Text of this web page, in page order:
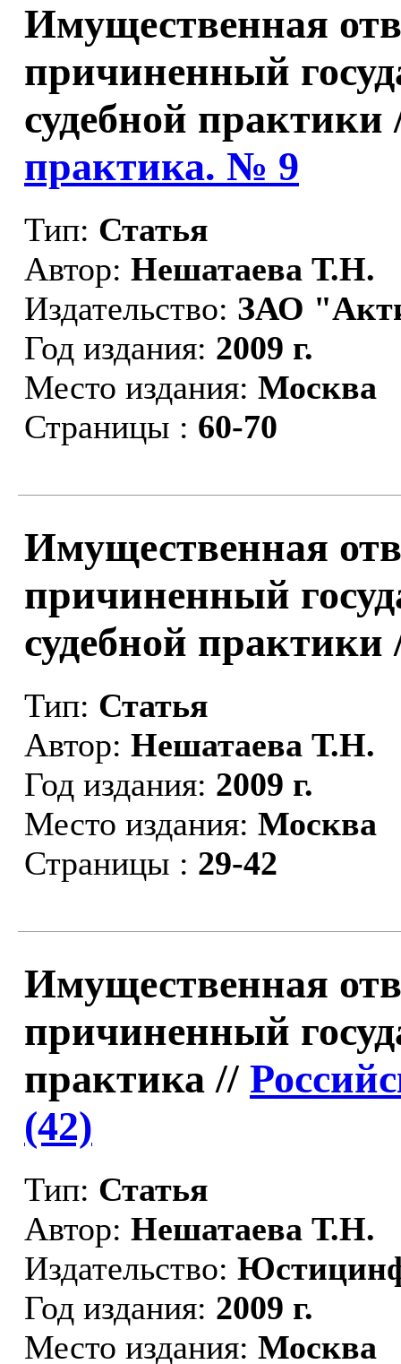
Имущественная
причиненный
судебной
практика. № 9
Тип: Статья
Автор: Нешатаева Т.Н.
Издательство: ЗАО
Год издания: 2009 г.
Место издания: Москва
Страницы : 60-70
Имущественная
причиненный
судебной
Тип: Статья
Автор: Нешатаева Т.Н.
Год издания: 2009 г.
Место издания: Москва
Страницы : 29-42
Имущественная
причиненный
практика //
(42)
Тип: Статья
Автор: Нешатаева Т.Н.
Издательство:
Год издания: 2009 г.
Место издания: Москва